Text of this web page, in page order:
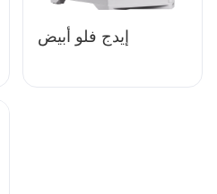
إيدج فلو أبيض